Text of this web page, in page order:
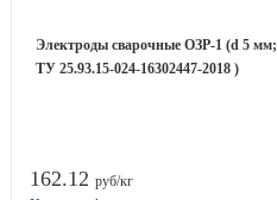
Электроды сварочные ОЗР-1 (d 5
ТУ 25.93.15-024-16302447-2018 )
162.12 руб/кг